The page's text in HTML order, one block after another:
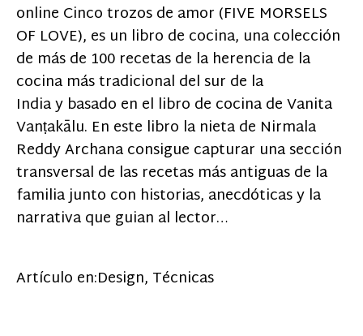
online Cinco trozos de amor (FIVE MORSELS
OF LOVE), es un libro de cocina, una colección
de más de 100 recetas de la herencia de la
cocina más tradicional del sur de la
India y basado en el libro de cocina de Vanita
Vanṭakālu. En este libro la nieta de Nirmala
Reddy Archana consigue capturar una sección
transversal de las recetas más antiguas de la
familia junto con historias, anecdóticas y la
narrativa que guian al lector…
Artículo en:Design, Técnicas